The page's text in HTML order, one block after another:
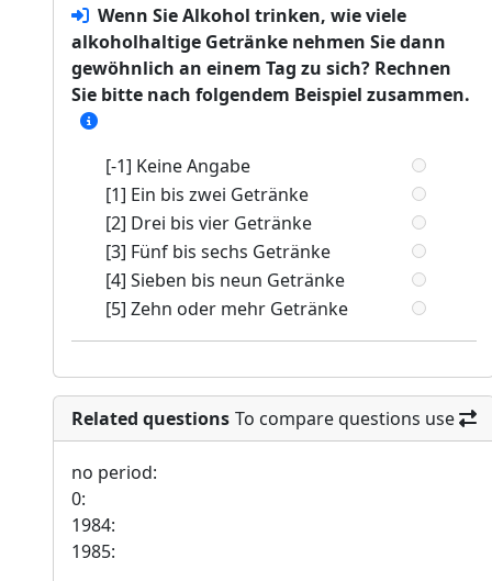
Wenn Sie Alkohol trinken, wie viele
alkoholhaltige Getränke nehmen Sie dann
gewöhnlich an einem Tag zu sich? Rechnen
Sie bitte nach folgendem Beispiel zusammen.
[-1] Keine Angabe
[1] Ein bis zwei Getränke
[2] Drei bis vier Getränke
[3] Fünf bis sechs Getränke
[4] Sieben bis neun Getränke
[5] Zehn oder mehr Getränke
Related questions To compare questions use
no period:
0:
1984:
1985: